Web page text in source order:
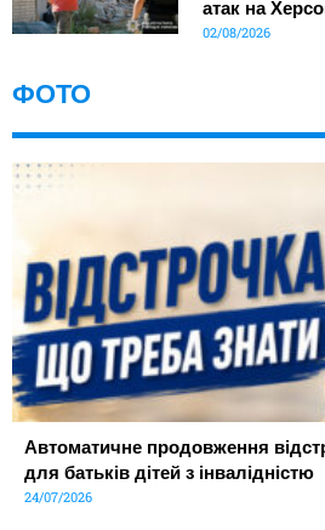
атак на
02/08/2026
ФОТО
Автоматичне продовження
для батьків дітей з інвалідністю
24/07/2026